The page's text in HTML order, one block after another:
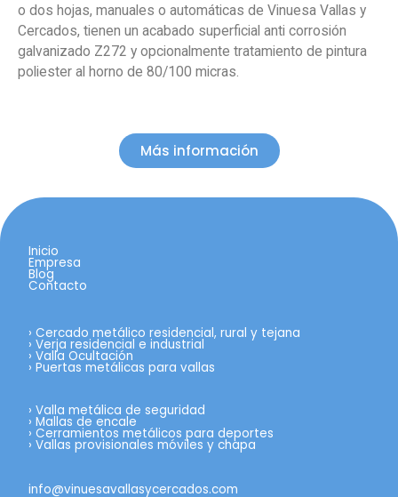
o dos hojas, manuales o automáticas de Vinuesa Vallas y
Cercados, tienen un acabado superficial anti corrosión
galvanizado Z272 y opcionalmente tratamiento de pintura
poliester al horno de 80/100 micras.
Más información
Inicio
Empresa
Blog
Contacto
›Cercado metálico residencial, rural y tejana
›Verja residencial e industrial
›Valla Ocultación
›Puertas metálicas para vallas
›Valla metálica de seguridad
›Mallas de encale
›Cerramientos metálicos para deportes
›Vallas provisionales móviles y chapa
info@vinuesavallasycercados.com